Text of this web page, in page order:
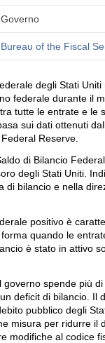
Governo
Bureau of the Fiscal
degli Stati Uniti
federale durante il
tutte le entrate e le
sui dati ottenuti
Reserve.
di Bilancio
degli Stati Uniti.
di bilancio e nella
positivo è
quando le
è stato in attivo
governo spende più
deficit di bilancio. Il
pubblico degli
misura per ridurre il
modifiche al codice